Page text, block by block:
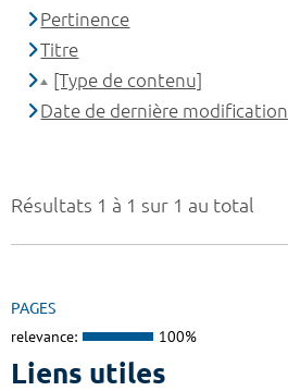
Résultats 1 à 1 sur 1 au total
PAGES
relevance: 100%
Liens utiles
Pertinence
Titre
[Type de contenu]
Date de dernière modification